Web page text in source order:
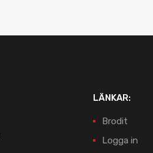
LÄNKAR:
Brodit
Logga in